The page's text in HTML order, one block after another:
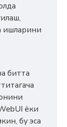
ишларини
битта
ёки
бу эса